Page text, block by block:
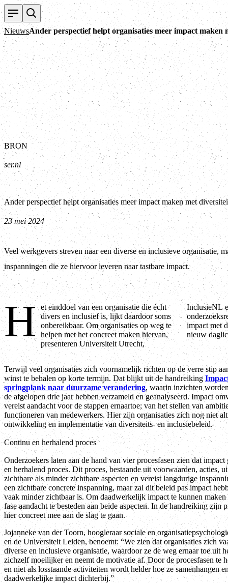
NieuwsAnder perspectief helpt organisaties meer impact maken
BRON
ser.nl
Ander perspectief helpt organisaties meer impact maken met
23 mei 2024
Veel werkgevers streven naar een diverse en inclusieve organisatie,
inspanningen die ze hiervoor leveren naar tastbare impact.
H et einddoel van een organisatie die écht
divers en inclusief is, lijkt daardoor soms
onbereikbaar. Om organisaties op weg te
helpen met het concreet maken hiervan,
presenteren Universiteit Utrecht,
InclusieNL en SER Diversiteit in Bedrijf hun nieuwe
onderzoeksresultaten die de kijk op het realiseren van
impact met diversiteits- en inclusiebeleid (D&I) in
nieuw
Terwijl veel organisaties zich voornamelijk richten op de verre stip
winst te behalen op korte termijn. Dat blijkt uit de handreiking
springplank naar duurzame verandering, waarin inzichten
de afgelopen drie jaar hebben verzameld en geanalyseerd. Impact
vereist aandacht voor de stappen ernaartoe; van het stellen van
functioneren van medewerkers. Hier zijn organisaties zich nog niet
ontwikkeling en implementatie van diversiteits- en inclusiebeleid.
Continu en herhalend proces
Onderzoekers laten aan de hand van vier procesfasen zien dat
en herhalend proces. Dit proces, bestaande uit voorwaarden, acties,
zichtbare als minder zichtbare aspecten en vereist langdurige
een zichtbare concrete inspanning, maar zal dit beleid pas impact
vaak minder zichtbaar is. Om daadwerkelijk impact te kunnen
fase aandacht te besteden aan beide aspecten. In de handreiking zijn
hier concreet mee aan de slag te gaan.
Jojanneke van der Toorn, hoogleraar sociale en
en de Universiteit Leiden, benoemt: “We zien dat organisaties zich
diverse en inclusieve organisatie, waardoor ze de weg ernaar toe uit
zichzelf moeilijker en neemt de motivatie af. Door de procesfasen te
en niet als losstaande activiteiten wordt helder hoe ze samenhangen
daadwerkelijke impact dichterbij.”